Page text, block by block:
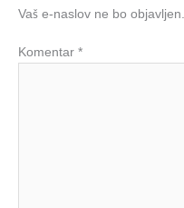
Vaš e-naslov ne bo objavljen.
Komentar *